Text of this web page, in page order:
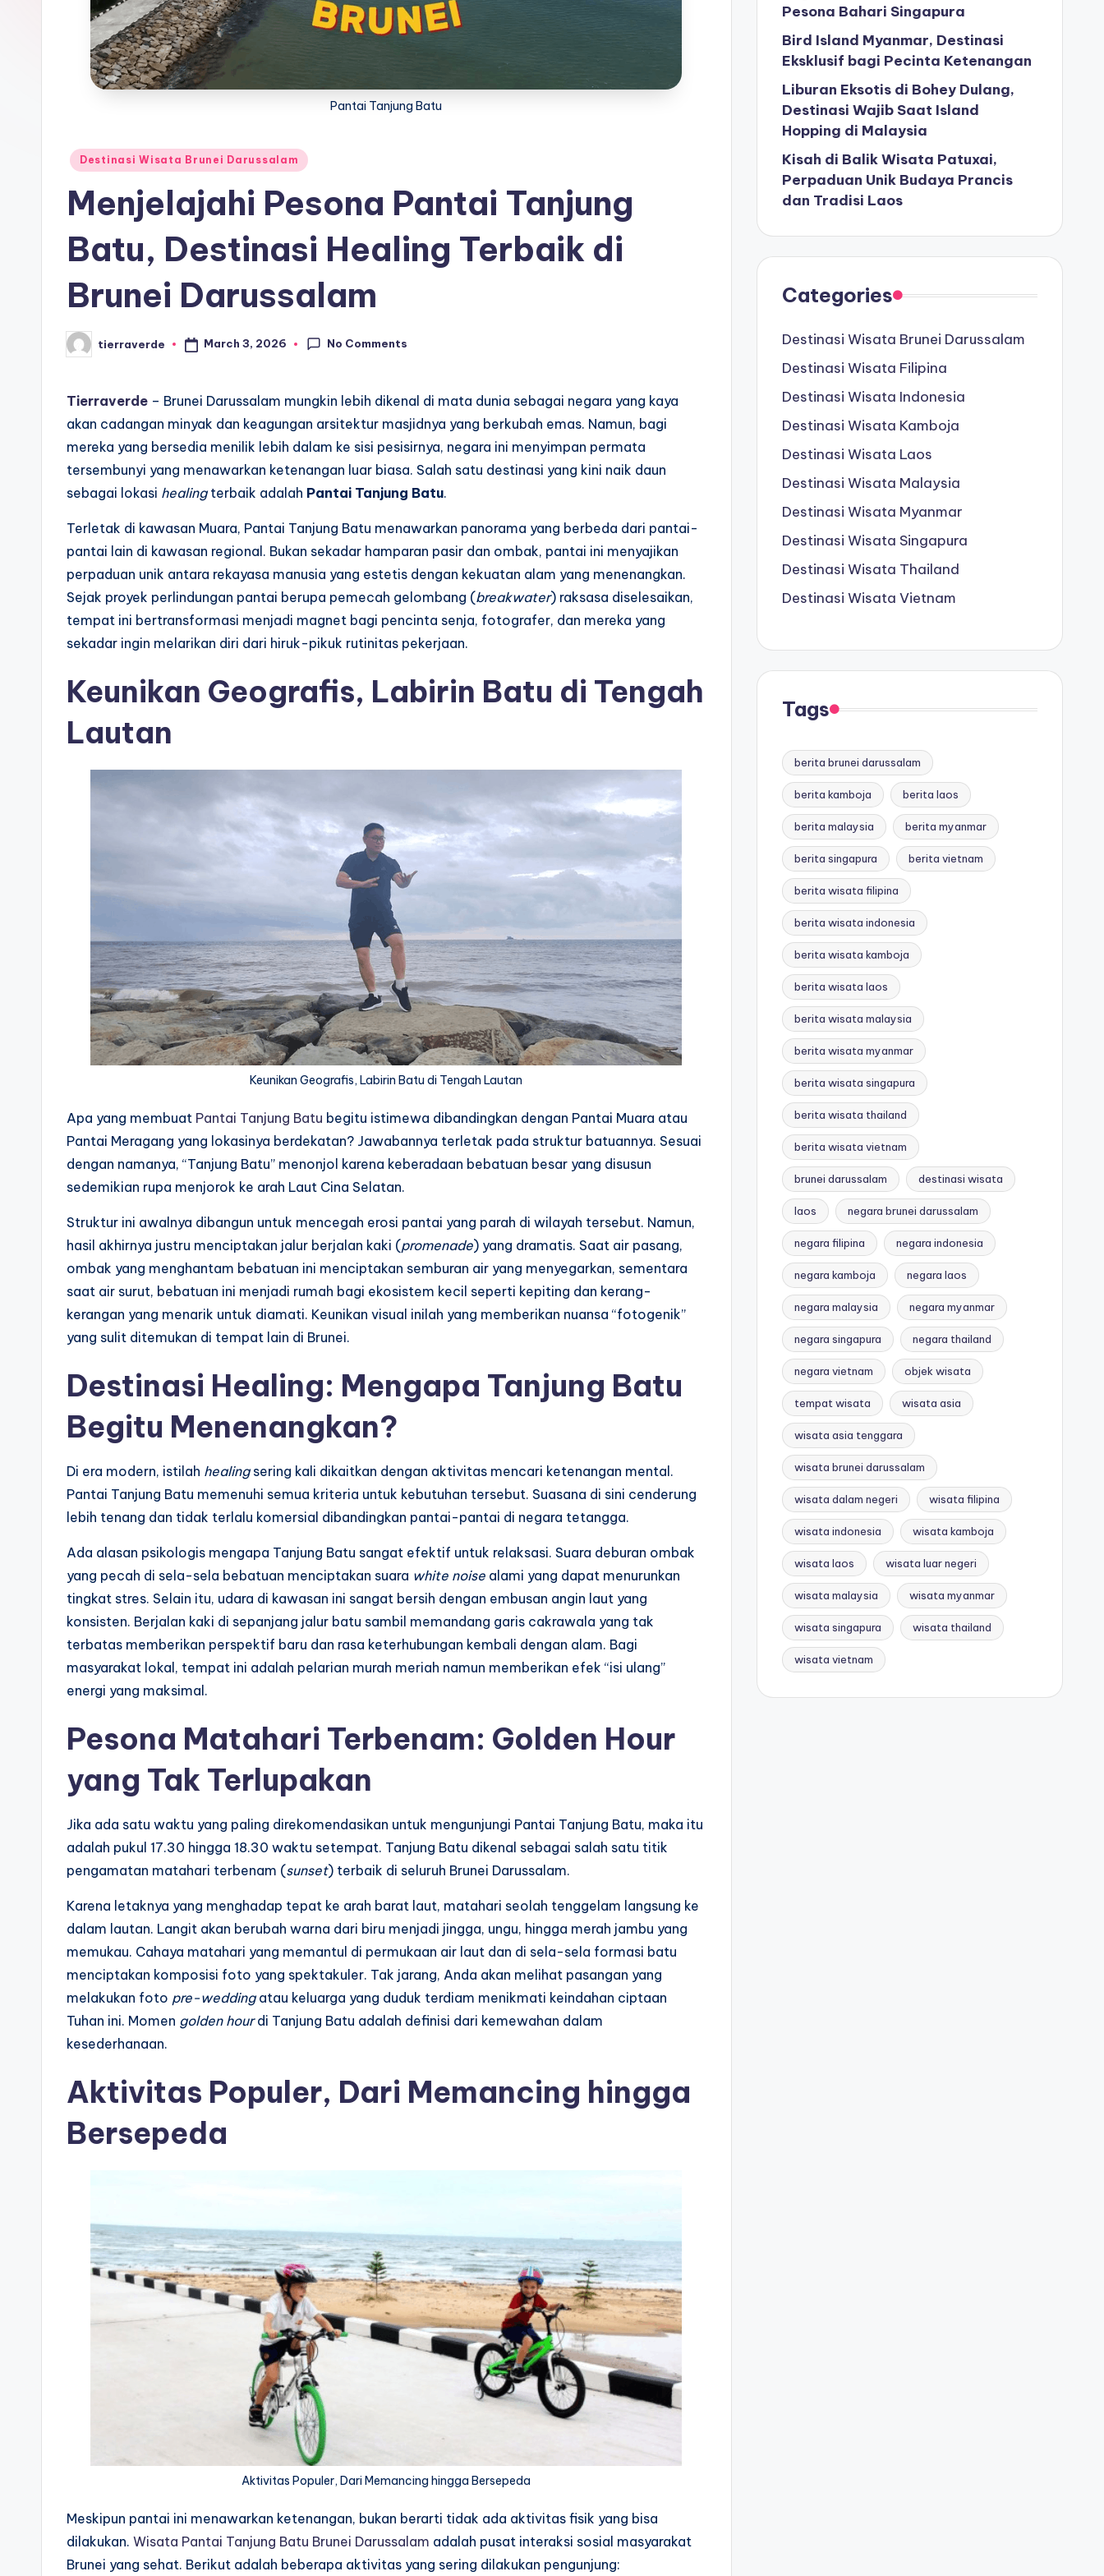
er
er
favorit
paling
dalam
negeri
maupun
mancanegara.
Pantai Tanjung Batu
Posted
Destinasi Wisata Brunei Darussalam
Menjelajahi Pesona Pantai Tanjung
Batu, Destinasi Healing Terbaik di
Brunei Darussalam
Posted
by
tierraverde March 3, 2026 No Comments
Tierraverde – Brunei Darussalam mungkin lebih dikenal di mata dunia sebagai negara yang kaya
akan cadangan minyak dan keagungan arsitektur masjidnya yang berkubah emas. Namun, bagi
mereka yang bersedia menilik lebih dalam ke sisi pesisirnya, negara ini menyimpan permata
tersembunyi yang menawarkan ketenangan luar biasa. Salah satu destinasi yang kini naik daun
sebagai lokasi healingterbaik adalah Pantai Tanjung Batu.
Terletak di kawasan Muara, Pantai Tanjung Batu menawarkan panorama yang berbeda dari pantai-
pantai lain di kawasan regional. Bukan sekadar hamparan pasir dan ombak, pantai ini menyajikan
perpaduan unik antara rekayasa manusia yang estetis dengan kekuatan alam yang menenangkan.
Sejak proyek perlindungan pantai berupa pemecah gelombang (breakwater) raksasa diselesaikan,
tempat ini bertransformasi menjadi magnet bagi pencinta senja, fotografer, dan mereka yang
sekadar ingin melarikan diri dari hiruk-pikuk rutinitas pekerjaan.
Keunikan Geografis, Labirin Batu di Tengah
Lautan
Keunikan Geografis, Labirin Batu di Tengah Lautan
Apa yang membuat Pantai Tanjung Batu begitu istimewa dibandingkan dengan Pantai Muara atau
Pantai Meragang yang lokasinya berdekatan? Jawabannya terletak pada struktur batuannya. Sesuai
dengan namanya, “Tanjung Batu” menonjol karena keberadaan bebatuan besar yang disusun
sedemikian rupa menjorok ke arah Laut Cina Selatan.
Struktur ini awalnya dibangun untuk mencegah erosi pantai yang parah di wilayah tersebut. Namun,
hasil akhirnya justru menciptakan jalur berjalan kaki (promenade) yang dramatis. Saat air pasang,
ombak yang menghantam bebatuan ini menciptakan semburan air yang menyegarkan, sementara
saat air surut, bebatuan ini menjadi rumah bagi ekosistem kecil seperti kepiting dan kerang-
kerangan yang menarik untuk diamati. Keunikan visual inilah yang memberikan nuansa “fotogenik”
yang sulit ditemukan di tempat lain di Brunei.
Destinasi Healing: Mengapa Tanjung Batu
Begitu Menenangkan?
Di era modern, istilah healingsering kali dikaitkan dengan aktivitas mencari ketenangan mental.
Pantai Tanjung Batu memenuhi semua kriteria untuk kebutuhan tersebut. Suasana di sini cenderung
lebih tenang dan tidak terlalu komersial dibandingkan pantai-pantai di negara tetangga.
Ada alasan psikologis mengapa Tanjung Batu sangat efektif untuk relaksasi. Suara deburan ombak
yang pecah di sela-sela bebatuan menciptakan suara white noise alami yang dapat menurunkan
tingkat stres. Selain itu, udara di kawasan ini sangat bersih dengan embusan angin laut yang
konsisten. Berjalan kaki di sepanjang jalur batu sambil memandang garis cakrawala yang tak
terbatas memberikan perspektif baru dan rasa keterhubungan kembali dengan alam. Bagi
masyarakat lokal, tempat ini adalah pelarian murah meriah namun memberikan efek “isi ulang”
energi yang maksimal.
Pesona Matahari Terbenam: Golden Hour
yang Tak Terlupakan
Jika ada satu waktu yang paling direkomendasikan untuk mengunjungi Pantai Tanjung Batu, maka itu
adalah pukul 17.30 hingga 18.30 waktu setempat. Tanjung Batu dikenal sebagai salah satu titik
pengamatan matahari terbenam (sunset) terbaik di seluruh Brunei Darussalam.
Karena letaknya yang menghadap tepat ke arah barat laut, matahari seolah tenggelam langsung ke
dalam lautan. Langit akan berubah warna dari biru menjadi jingga, ungu, hingga merah jambu yang
memukau. Cahaya matahari yang memantul di permukaan air laut dan di sela-sela formasi batu
menciptakan komposisi foto yang spektakuler. Tak jarang, Anda akan melihat pasangan yang
melakukan foto pre-weddingatau keluarga yang duduk terdiam menikmati keindahan ciptaan
Tuhan ini. Momen golden hourdi Tanjung Batu adalah definisi dari kemewahan dalam
kesederhanaan.
Aktivitas Populer, Dari Memancing hingga
Bersepeda
Aktivitas Populer, Dari Memancing hingga Bersepeda
Meskipun pantai ini menawarkan ketenangan, bukan berarti tidak ada aktivitas fisik yang bisa
dilakukan. Wisata Pantai Tanjung Batu Brunei Darussalam adalah pusat interaksi sosial masyarakat
Brunei yang sehat. Berikut adalah beberapa aktivitas yang sering dilakukan pengunjung:
Pesona Bahari Singapura
Bird Island Myanmar, Destinasi
Eksklusif bagi Pecinta Ketenangan
Liburan Eksotis di Bohey Dulang,
Destinasi Wajib Saat Island
Hopping di Malaysia
Kisah di Balik Wisata Patuxai,
Perpaduan Unik Budaya Prancis
dan Tradisi Laos
Categories
Destinasi Wisata Brunei Darussalam
Destinasi Wisata Filipina
Destinasi Wisata Indonesia
Destinasi Wisata Kamboja
Destinasi Wisata Laos
Destinasi Wisata Malaysia
Destinasi Wisata Myanmar
Destinasi Wisata Singapura
Destinasi Wisata Thailand
Destinasi Wisata Vietnam
Tags
berita brunei darussalam
berita kamboja berita laos
berita malaysia berita myanmar
berita singapura berita vietnam
berita wisata filipina
berita wisata indonesia
berita wisata kamboja
berita wisata laos
berita wisata malaysia
berita wisata myanmar
berita wisata singapura
berita wisata thailand
berita wisata vietnam
brunei darussalam destinasi wisata
laos negara brunei darussalam
negara filipina negara indonesia
negara kamboja negara laos
negara malaysia negara myanmar
negara singapura negara thailand
negara vietnam objek wisata
tempat wisata wisata asia
wisata asia tenggara
wisata brunei darussalam
wisata dalam negeri wisata filipina
wisata indonesia wisata kamboja
wisata laos wisata luar negeri
wisata malaysia wisata myanmar
wisata singapura wisata thailand
wisata vietnam